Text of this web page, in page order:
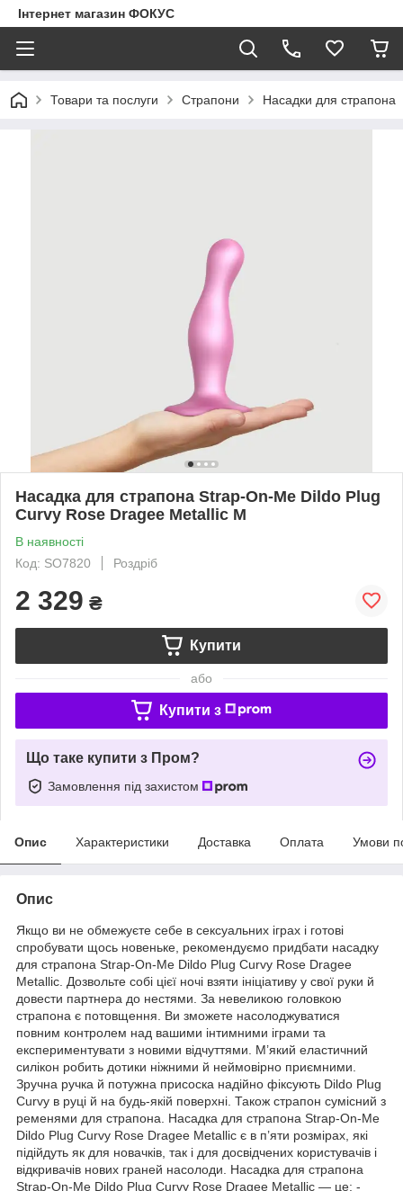
Інтернет магазин ФОКУС
Товари та послуги Страпони Насадки для страпона
Насадка для страпона Strap-On-Me Dildo Plug
Curvy Rose Dragee Metallic M
В наявності
Код: SO7820
Роздріб
2 329 ₴
Купити
або
Купити з
Що таке купити з Пром?
Замовлення під захистом
Опис Характеристики Доставка Оплата Умови
Опис
Якщо ви не обмежуєте себе в сексуальних іграх і готові
спробувати щось новеньке, рекомендуємо придбати насадку
для страпона Strap-On-Me Dildo Plug Curvy Rose Dragee
Metallic. Дозвольте собі цієї ночі взяти ініціативу у свої руки й
довести партнера до нестями. За невеликою головкою
страпона є потовщення. Ви зможете насолоджуватися
повним контролем над вашими інтимними іграми та
експериментувати з новими відчуттями. М’який еластичний
силікон робить дотики ніжними й неймовірно приємними.
Зручна ручка й потужна присоска надійно фіксують Dildo Plug
Curvy в руці й на будь-якій поверхні. Також страпон сумісний з
ременями для страпона. Насадка для страпона Strap-On-Me
Dildo Plug Curvy Rose Dragee Metallic є в п’яти розмірах, які
підійдуть як для новачків, так і для досвідчених користувачів і
відкривачів нових граней насолоди. Насадка для страпона
Strap-On-Me Dildo Plug Curvy Rose Dragee Metallic — це: -